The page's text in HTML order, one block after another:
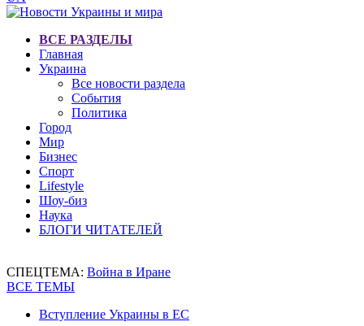
ВСЕ РАЗДЕЛЫ
Главная
Украина
Все новости раздела
События
Политика
Город
Мир
Бизнес
Спорт
Lifestyle
Шоу-биз
Наука
БЛОГИ ЧИТАТЕЛЕЙ
СПЕЦТЕМА: Война в Иране
ВСЕ ТЕМЫ
Вступление Украины в ЕС